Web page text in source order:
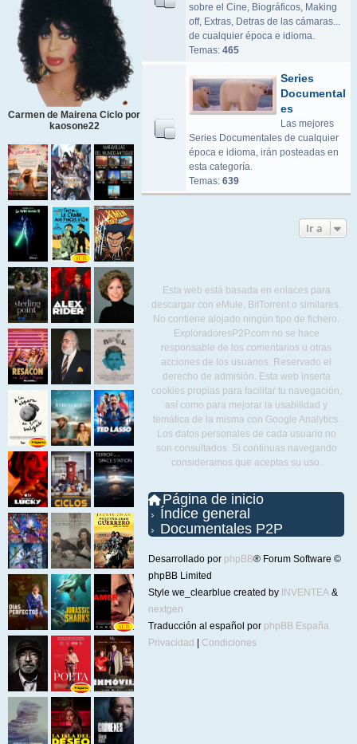
Carmen de Mairena Ciclo por
kaosone22
sobre el Cine, Biográficos, Making
off, Extras, Detras de las cámaras...
de cualquier época e idioma.
Temas: 465
Series
Documental
es
Las mejores
Series Documentales de cualquier
época e idioma, irán posteadas en
esta categoría.
Temas: 639
Ir a
Esta web está basada en enlaces para
descargar con eMule, BitTorrent o similares.
No contiene alojado ningún tipo de fichero.
ExploradoresP2P.com no se hace
responsable de los comentarios u otras
acciones de los usuarios. Reservado el
derecho de admisión. Esta web inserta
cookies propias para facilitar tu navegación,
así como para mejorar la usabilidad y
temática de la misma con Google Analytics.
Los datos personales de cada usuario no
son consultados. Si continuas navegando
consideramos que aceptas su uso.
Página de inicio
Índice general
Documentales P2P
Desarrollado por phpBB® Forum Software ©
phpBB Limited
Style we_clearblue created by INVENTEA &
nextgen
Traducción al español por phpBB España
Privacidad
Condiciones